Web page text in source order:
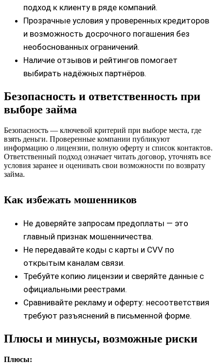
подход к клиенту в ряде компаний.
Прозрачные условия у проверенных кредиторов
и возможность досрочного погашения без
необоснованных ограничений.
Наличие отзывов и рейтингов помогает
выбирать надёжных партнёров.
Безопасность и ответственность при
выборе займа
Безопасность — ключевой критерий при выборе места, где
взять деньги. Проверенные компании публикуют
информацию о лицензии, полную оферту и список контактов.
Ответственный подход означает читать договор, уточнять все
условия заранее и оценивать свои возможности по возврату
займа.
Как избежать мошенников
Не доверяйте запросам предоплаты — это
главный признак мошенничества.
Не передавайте коды с карты и CVV по
открытым каналам связи.
Требуйте копию лицензии и сверяйте данные с
официальными реестрами.
Сравнивайте рекламу и оферту: несоответствия
требуют разъяснений в письменной форме.
Плюсы и минусы, возможные риски
Плюсы: